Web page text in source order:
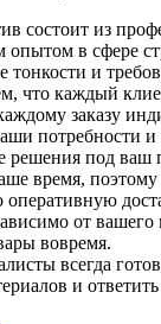
состоит из
опытом в сфере
тонкости и
что каждый
заказу
потребности
решения под ваш
время, поэтому
оперативную
от
вовремя.
всегда
и